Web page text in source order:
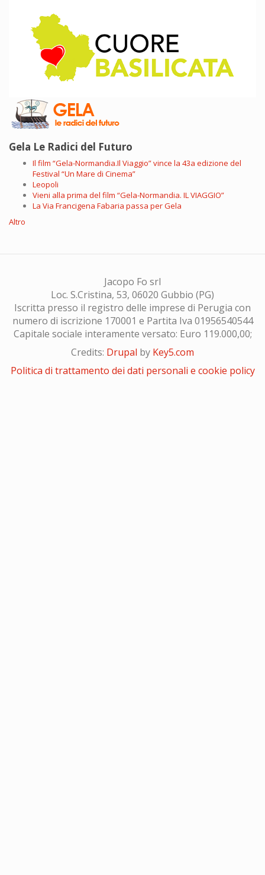
Gela Le Radici del Futuro
Il film “Gela-Normandia.Il Viaggio” vince la 43a edizione del
Festival “Un Mare di Cinema”
Leopoli
Vieni alla prima del film “Gela-Normandia. IL VIAGGIO”
La Via Francigena Fabaria passa per Gela
Altro
Jacopo Fo srl
Loc. S.Cristina, 53, 06020 Gubbio (PG)
Iscritta presso il registro delle imprese di Perugia con
numero di iscrizione 170001 e Partita Iva 01956540544
Capitale sociale interamente versato: Euro 119.000,00;
Credits: Drupal by Key5.com
Politica di trattamento dei dati personali e cookie policy